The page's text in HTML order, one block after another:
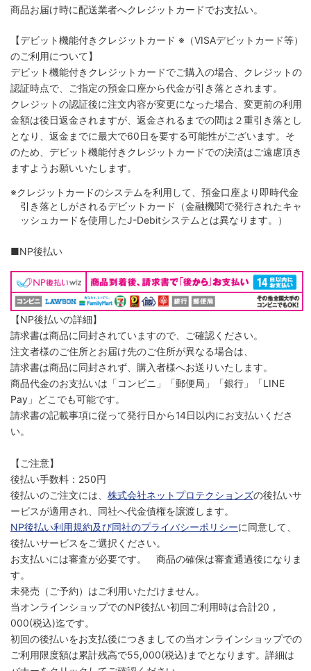
商品お届け時に配送業者へクレジットカードでお支払い。
【デビット機能付きクレジットカード ※（VISAデビットカード等）
のご利用について】
デビット機能付きクレジットカードでご購入の場合、クレジットの
認証時点で、ご指定の預金口座から代金が引き落とされます。
クレジットの認証後に注文内容が変更になった場合、変更前の利用
金額は後日返金されますが、返金されるまでの間は２重引き落とし
となり、返金までに最大で60日を要する可能性がございます。そ
のため、デビット機能付きクレジットカードでの決済はご遠慮頂き
ますようお願いいたします。
※クレジットカードのシステムを利用して、預金口座より即時代金
引き落としがされるデビットカード（金融機関で発行されたキャ
ッシュカードを使用したJ-Debitシステムとは異なります。）
■NP後払い
【NP後払いの詳細】
請求書は商品に同封されていますので、ご確認ください。
注文者様のご住所とお届け先のご住所が異なる場合は、
請求書は商品に同封されず、購入者様へお送りいたします。
商品代金のお支払いは「コンビニ」「郵便局」「銀行」「LINE
Pay」どこでも可能です。
請求書の記載事項に従って発行日から14日以内にお支払いくださ
い。
【ご注意】
後払い手数料：250円
後払いのご注文には、 株式会社ネットプロテクションズの後払いサ
ービスが適用され、同社へ代金債権を譲渡します。
NP後払い利用規約及び同社のプライバシーポリシーに同意して、
後払いサービスをご選択ください。
お支払いには審査が必要です。 商品の確保は審査通過後になりま
す。
未発売（ご予約）はご利用いただけません。
当オンラインショップでのNP後払い初回ご利用時は合計20，
000(税込)迄です。
初回の後払いをお支払後につきましての当オンラインショップでの
ご利用限度額は累計残高で55,000(税込)までとなります。詳細は